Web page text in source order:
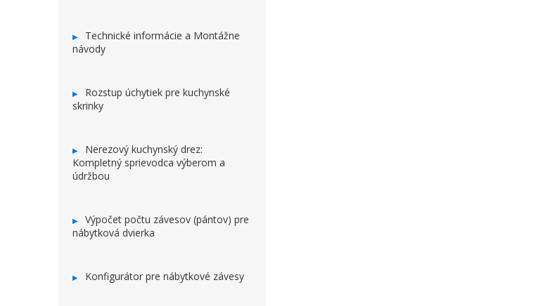
Technické informácie a Montážne
návody
Rozstup úchytiek pre kuchynské
skrinky
Nerezový kuchynský drez:
Kompletný sprievodca výberom a
údržbou
Výpočet počtu závesov (pántov) pre
nábytková dvierka
Konfigurátor pre nábytkové závesy